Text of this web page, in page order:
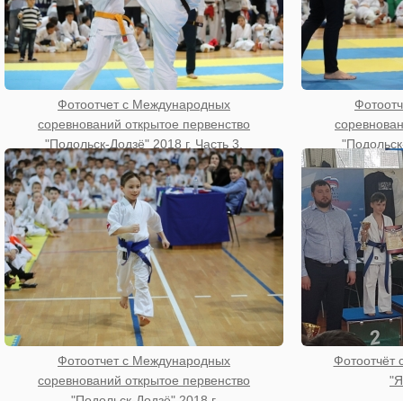
Фотоотчет с Международных
соревнований открытое первенство
"Подольск-Додзё" 2018 г. Часть 3.
Фотоотчет с Международных
соревнований открытое первенство
Фотоотчёт